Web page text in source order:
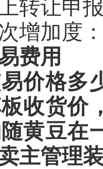
转让申
增加度
费用
价格多
收货价
黄豆在
主管理